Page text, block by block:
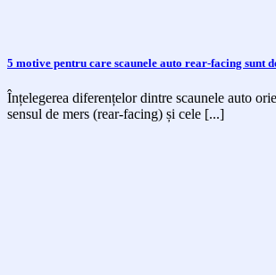
5 motive pentru care scaunele auto rear-facing sunt
Înțelegerea diferențelor dintre scaunele auto
sensul de mers (rear-facing) și cele [...]